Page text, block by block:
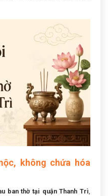
không chứa hóa
ban thờ tại quận Thanh Trì,